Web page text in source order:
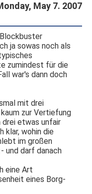
May 7. 2007
ja sowas noch als
zumindest für die
war's dann doch
mit drei
zur Vertiefung
etwas unfair
klar, wohin die
im großen
und darf danach
eine Art
eines Borg-